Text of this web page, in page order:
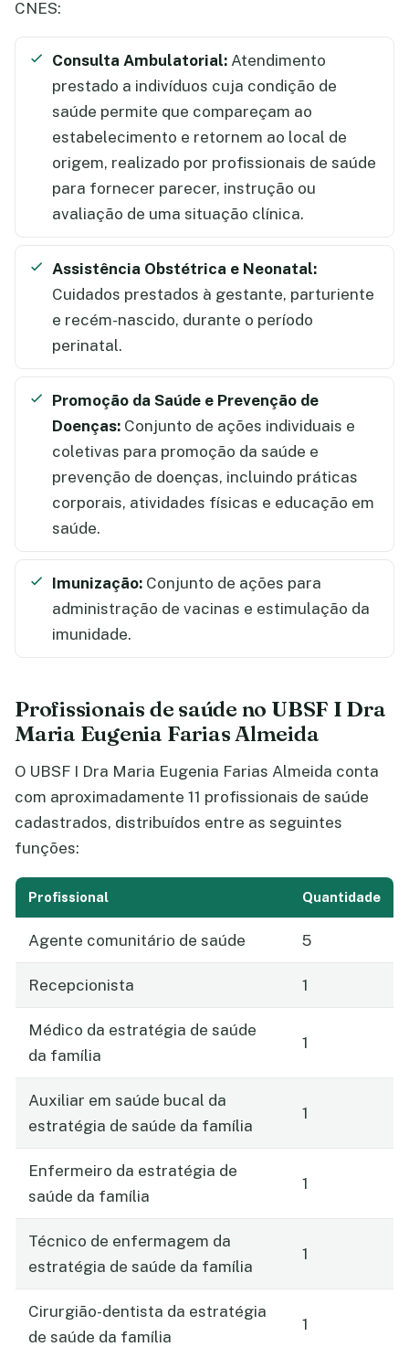
CNES:
Consulta Ambulatorial: Atendimento
prestado a indivíduos cuja condição de
saúde permite que compareçam ao
estabelecimento e retornem ao local de
origem, realizado por profissionais de saúde
para fornecer parecer, instrução ou
avaliação de uma situação clínica.
Assistência Obstétrica e Neonatal:
Cuidados prestados à gestante, parturiente
e recém-nascido, durante o período
perinatal.
Promoção da Saúde e Prevenção de
Doenças: Conjunto de ações individuais e
coletivas para promoção da saúde e
prevenção de doenças, incluindo práticas
corporais, atividades físicas e educação em
saúde.
Imunização: Conjunto de ações para
administração de vacinas e estimulação da
imunidade.
Profissionais de saúde no UBSF I Dra
Maria Eugenia Farias Almeida
O UBSF I Dra Maria Eugenia Farias Almeida conta
com aproximadamente 11 profissionais de saúde
cadastrados, distribuídos entre as seguintes
funções:
Profissional Quantidade
Agente comunitário de saúde 5
Recepcionista 1
Médico da estratégia de saúde
da família
1
Auxiliar em saúde bucal da
estratégia de saúde da família
1
Enfermeiro da estratégia de
saúde da família
1
Técnico de enfermagem da
estratégia de saúde da família
1
Cirurgião-dentista da estratégia
de saúde da família
1